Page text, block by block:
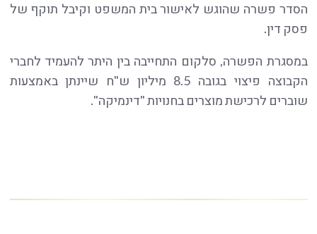
הסדר פשרה שהוגש לאישור בית המשפט וקיבל תוקף של
פסק דין.
במסגרת הפשרה, סלקום התחייבה בין היתר להעמיד לחברי
הקבוצה פיצוי בגובה 8.5 מיליון ש"ח שיינתן באמצעות
שוברים לרכישת מוצרים בחנויות "דינמיקה".